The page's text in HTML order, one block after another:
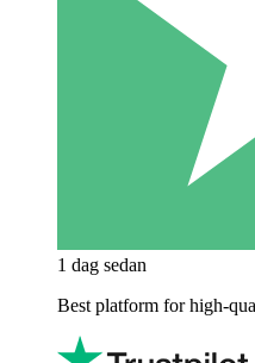
1 dag sedan
Best platform for high-